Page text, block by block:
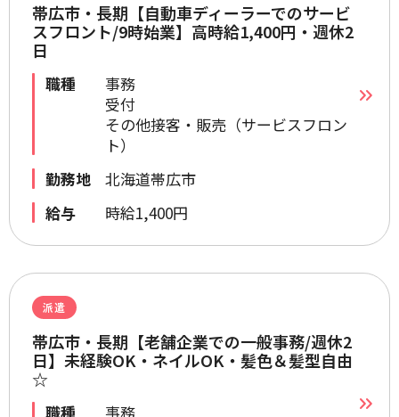
帯広市・長期【自動車ディーラーでのサービ
スフロント/9時始業】高時給1,400円・週休2
日
職種
事務
受付
その他接客・販売（サービスフロン
ト）
勤務地
北海道帯広市
給与
時給1,400円
派遣
帯広市・長期【老舗企業での一般事務/週休2
日】未経験OK・ネイルOK・髪色＆髪型自由
☆
職種
事務